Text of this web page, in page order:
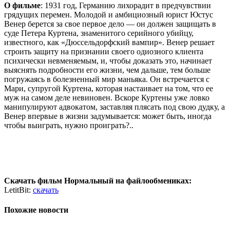
О фильме: 1931 год, Германию лихорадит в предчувствии
грядущих перемен. Молодой и амбициозный юрист Юстус
Венер берется за свое первое дело — он должен защищать в
суде Петера Куртена, знаменитого серийного убийцу,
известного, как «Дюссельдорфский вампир». Венер решает
строить защиту на признании своего одиозного клиента
психически невменяемым, и, чтобы доказать это, начинает
выяснять подробности его жизни, чем дальше, тем больше
погружаясь в болезненный мир маньяка. Он встречается с
Мари, супругой Куртена, которая настаивает на том, что ее
муж на самом деле невиновен. Вскоре Куртены уже ловко
манипулируют адвокатом, заставляя плясать под свою дудку, а
Венер впервые в жизни задумывается: может быть, иногда
чтобы выиграть, нужно проиграть?..
Скачать фильм Нормальный на файлообмениках:
LetitBit: скачать
Похожие новости